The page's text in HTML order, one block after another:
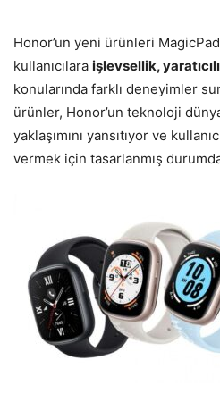
Honor’un yeni ürünleri
kullanıcılara işlevsellik,
konularında farklı deneyimler
ürünler, Honor’un teknoloji
yaklaşımını yansıtıyor ve
vermek için tasarlanmış